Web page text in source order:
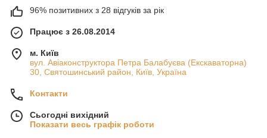
96% позитивних з 28 відгуків за рік
Працює з 26.08.2014
м. Київ
вул. Авіаконструктора Петра Балабуєва (Екскаваторна)
30, Святошинський район, Київ, Україна
Контакти
Сьогодні вихідний
Показати весь графік роботи